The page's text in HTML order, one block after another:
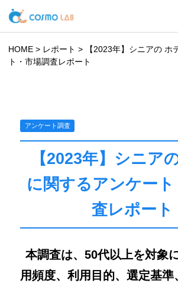
HOME > レポート >
【2023年】シニアの ホ
ト・市場調査レポート
アンケート調査
【2023年】シニア
に関するアンケート
査レポート
本調査は、50代以上を対象
用頻度、利用目的、選定基準